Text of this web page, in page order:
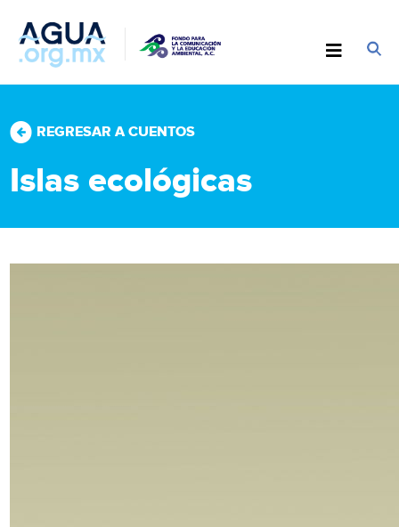
REGRESAR A CUENTOS
Islas ecológicas